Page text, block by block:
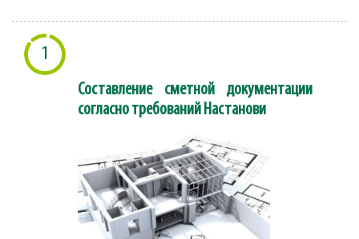
1
Составление сметной документации
согласно требований Настанови